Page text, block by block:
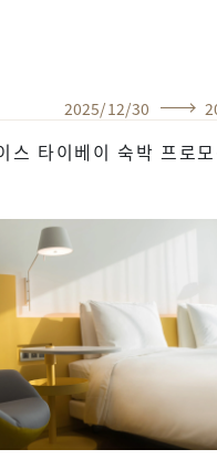
2025/12/30
스 타이베이 숙박 프로모